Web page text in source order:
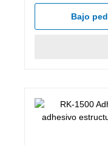
Bajo